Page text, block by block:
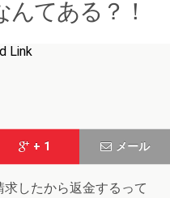
てある？！
Link
+ 1 メール
したから返金するって